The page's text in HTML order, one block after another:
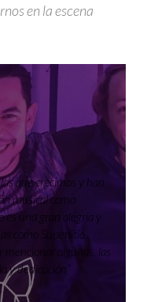
en la escena
que crecimos y han
musical como
es una gran alegría y
como Superlitio,
mencionar algunas, las
y dedicación”